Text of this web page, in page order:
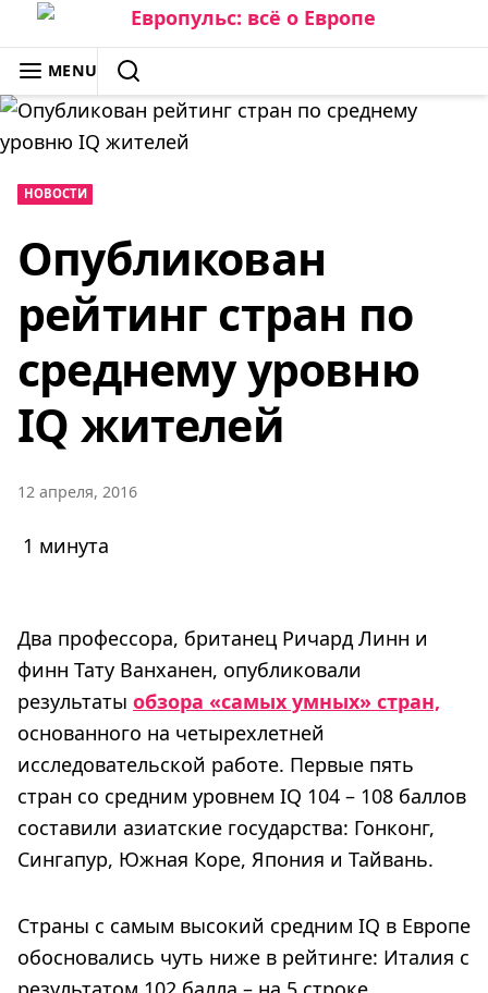
Skip
to
content
ЕВРОПУЛЬС: ВСЁ О ЕВРОПЕ
MENU
SEARCH
НОВОСТИ
Опубликован
рейтинг стран по
среднему уровню
IQ жителей
12 апреля, 2016
1 минута
Два профессора, британец Ричард Линн и
финн Тату Ванханен, опубликовали
результаты обзора «самых умных» стран,
основанного на четырехлетней
исследовательской работе. Первые пять
стран со средним уровнем IQ 104 – 108 баллов
составили азиатские государства: Гонконг,
Сингапур, Южная Коре, Япония и Тайвань.
Страны с самым высокий средним IQ в Европе
обосновались чуть ниже в рейтинге: Италия с